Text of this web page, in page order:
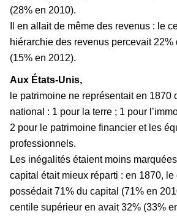
(28% en 2010).
Il en allait de même des revenus : le
hiérarchie des revenus percevait 22%
(15% en 2012).
Aux États-Unis,
le patrimoine ne représentait en 1870
national : 1 pour la terre ; 1 pour
2 pour le patrimoine financier et les
professionnels.
Les inégalités étaient moins
capital était mieux réparti : en 1870,
possédait 71% du capital (71% en
centile supérieur en avait 32% (33%